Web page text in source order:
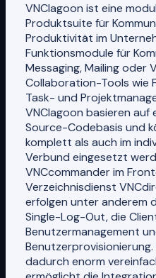
VNClagoon ist eine
Produktsuite für
Produktivität im
Funktionsmodule für
Messaging, Mailing oder
Collaboration-Tools wie
Task- und
VNClagoon basieren auf
Source-Codebasis und
komplett als auch im
Verbund eingesetzt
VNCcommander im
Verzeichnisdienst
erfolgen unter anderem
Single-Log-Out, die
Benutzermanagement
dadurch enorm